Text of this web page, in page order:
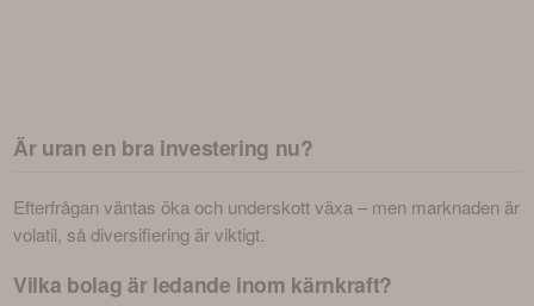
Är uran en bra investering nu?
Efterfrågan väntas öka och underskott växa – men marknaden är
volatil, så diversifiering är viktigt.
Vilka bolag är ledande inom kärnkraft?